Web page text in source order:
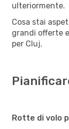
ulteriormente.
Cosa stai
grandi offerte
per Cluj.
Rotte di volo